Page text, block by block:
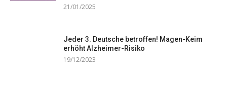
21/01/2025
Jeder 3. Deutsche betroffen! Magen-Keim
erhöht Alzheimer-Risiko
19/12/2023